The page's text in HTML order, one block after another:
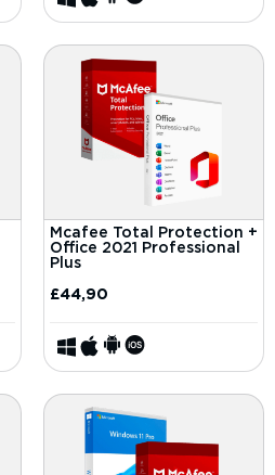
Mcafee Total Protection +
Office 2021 Professional
Plus
£44,90